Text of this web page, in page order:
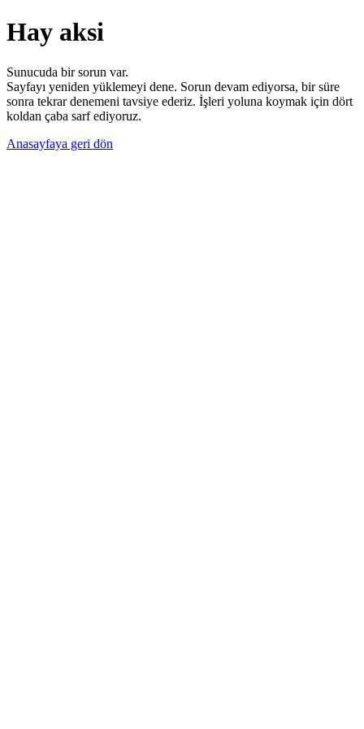
Hay aksi
Sunucuda bir sorun var.
Sayfayı yeniden yüklemeyi dene. Sorun devam ediyorsa, bir süre
sonra tekrar denemeni tavsiye ederiz. İşleri yoluna koymak için dört
koldan çaba sarf ediyoruz.
Anasayfaya geri dön